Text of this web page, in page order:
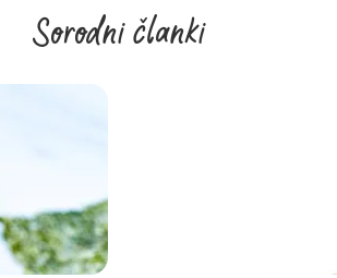
Sorodni članki